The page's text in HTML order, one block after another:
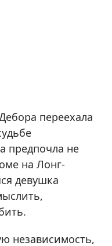
переехала
предпочла не
на Лонг-
девушка
независимость,